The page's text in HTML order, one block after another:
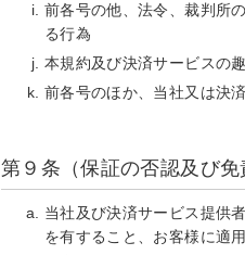
前各号の他、法令、裁判所
る行為
本規約及び決済サービスの
前各号のほか、当社又は決
第９条（保証の否認及び免
当社及び決済サービス提供
を有すること、お客様に適